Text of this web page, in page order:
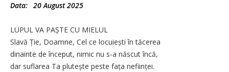
Data: 20 August 2025
LUPUL VA PAȘTE CU MIELUL
Slavă Ție, Doamne, Cel ce locuiești în tăcerea
dinainte de început, nimic nu s-a născut încă,
dar suflarea Ta plutește peste fața neființei.